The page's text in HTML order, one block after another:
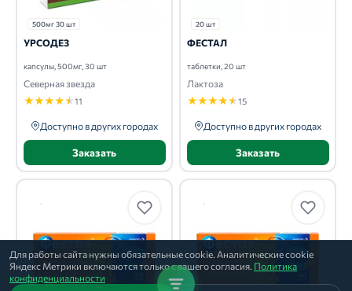
Для работы сайта нужны обязательные cookie. Аналитические cookie
Яндекс Метрики включаются только с вашего согласия. Политика
конфиденциальности
500мг 30 шт
УРСОДЕЗ
капсулы, 500мг, 30 шт
Северная звезда
★★★★★11
Доступно в других городах
Заказать
20 шт
ФЕСТАЛ
таблетки, 20 шт
Лактоза
★★★★★15
Доступно в других городах
Заказать